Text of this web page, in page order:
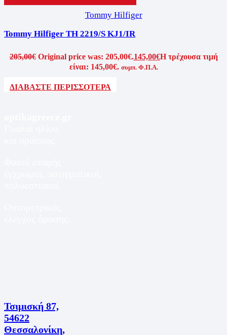
Tommy Hilfiger
Tommy Hilfiger TH 2219/S KJ1/IR
205,00€ Original price was: 205,00€.145,00€Η τρέχουσα τιμή
είναι: 145,00€. συμπ. Φ.Π.Α.
ΔΙΑΒΑΣΤΕ ΠΕΡΙΣΣΟΤΕΡΑ
Τσιμισκή 87,
54622
Θεσσαλονίκη,